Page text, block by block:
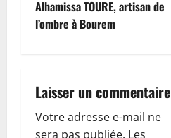
g
t
i
Alhamissa TOURE, artisan de
l’ombre à Bourem
Laisser un commentaire
Votre adresse e-mail ne
sera pas publiée. Les